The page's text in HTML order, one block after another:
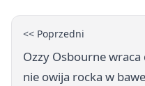
<< Poprzedni
Ozzy Osbourne
nie owija rocka w